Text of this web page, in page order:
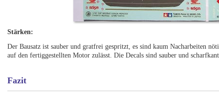
Stärken:
Der Bausatz ist sauber und gratfrei gespritzt, es sind kaum Nacharbeiten
auf den fertiggestellten Motor zulässt. Die Decals sind sauber und
Fazit